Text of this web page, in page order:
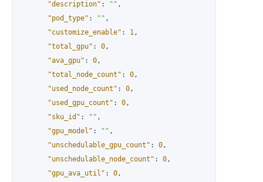
"description" : "" ,
"pod_type" : "" ,
"customize_enable" : 1,
"total_gpu" : 0,
"ava_gpu" : 0,
"total_node_count" : 0,
"used_node_count" : 0,
"used_gpu_count" : 0,
"sku_id" : "" ,
"gpu_model" : "" ,
"unschedulable_gpu_count" : 0,
"unschedulable_node_count" : 0,
"gpu_ava_util" : 0,